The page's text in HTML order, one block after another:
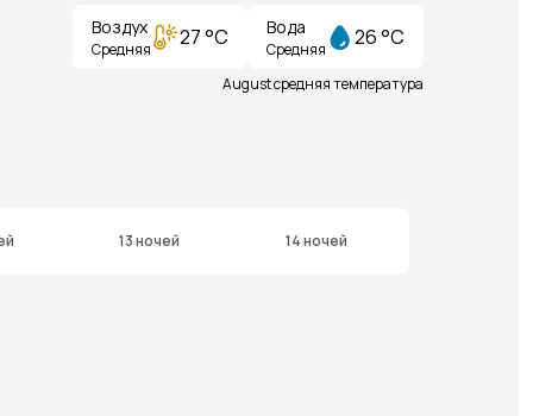
Воздух
Средняя 27 °C Вода
Средняя 26 °C
August средняя температура
13 ночей 14 ночей